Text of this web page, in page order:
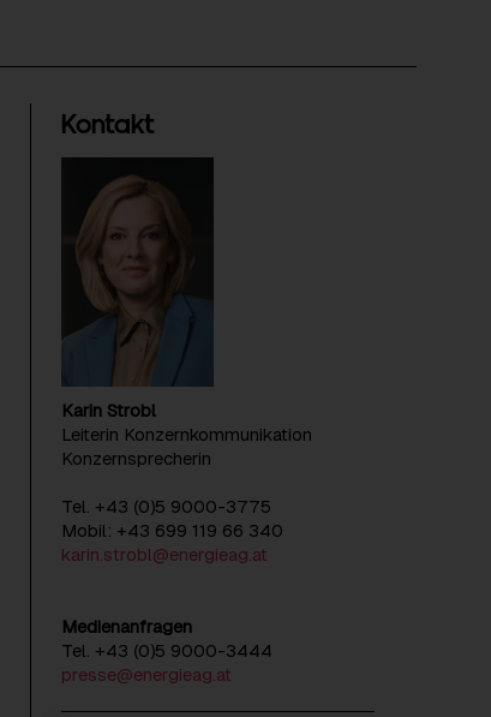
Kontakt
Karin Strobl
Leiterin Konzernkommunikation
Konzernsprecherin
Tel. +43 (0)5 9000-3775
Mobil: +43 699 119 66 340
karin.strobl@energieag.at
Medienanfragen
Tel. +43 (0)5 9000-3444
presse@energieag.at